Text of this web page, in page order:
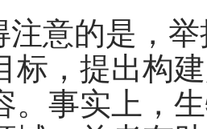
注意的是，
标，提出构
。事实上，